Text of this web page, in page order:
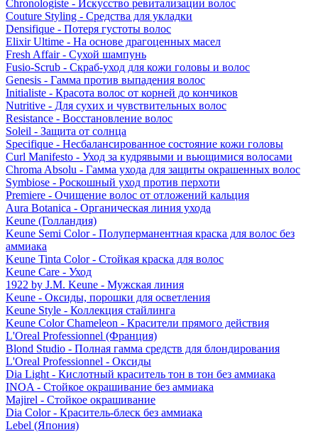
Chronologiste - Искусство ревитализации волос
Couture Styling - Средства для укладки
Densifique - Потеря густоты волос
Elixir Ultime - На основе драгоценных масел
Fresh Affair - Сухой шампунь
Fusio-Scrub - Скраб-уход для кожи головы и волос
Genesis - Гамма против выпадения волос
Initialiste - Красота волос от корней до кончиков
Nutritive - Для сухих и чувствительных волос
Resistance - Восстановление волос
Soleil - Защита от солнца
Specifique - Несбалансированное состояние кожи головы
Curl Manifesto - Уход за кудрявыми и вьющимися волосами
Chroma Absolu - Гамма ухода для защиты окрашенных волос
Symbiose - Роскошный уход против перхоти
Premiere - Очищение волос от отложений кальция
Aura Botanica - Органическая линия ухода
Keune (Голландия)
Keune Semi Color - Полуперманентная краска для волос без
аммиака
Keune Tinta Color - Стойкая краска для волос
Keune Care - Уход
1922 by J.M. Keune - Мужская линия
Keune - Оксиды, порошки для осветления
Keune Style - Коллекция стайлинга
Keune Color Chameleon - Красители прямого действия
L'Oreal Professionnel (Франция)
Blond Studio - Полная гамма средств для блондирования
L'Oreal Professionnel - Оксиды
Dia Light - Кислотный краситель тон в тон без аммиака
INOA - Стойкое окрашивание без аммиака
Majirel - Стойкое окрашивание
Dia Color - Краситель-блеск без аммиака
Lebel (Япония)